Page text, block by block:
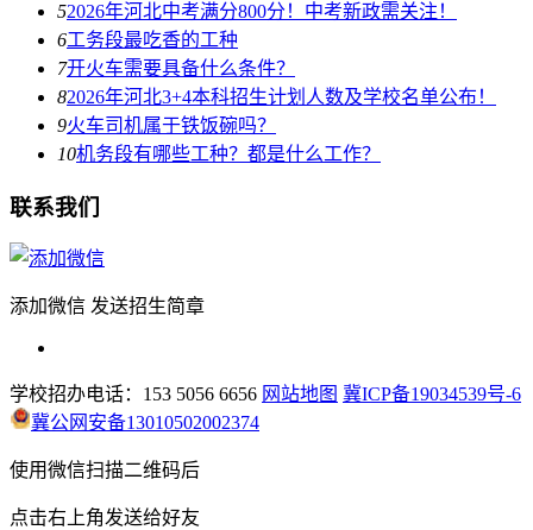
52026年河北中考满分800分！中考新政需关注！
6工务段最吃香的工种
7开火车需要具备什么条件？
82026年河北3+4本科招生计划人数及学校名单公布！
9火车司机属于铁饭碗吗？
10机务段有哪些工种？都是什么工作？
联系我们
添加微信 发送招生简章
学校招办电话：153 5056 6656 网站地图 冀ICP备19034539号-6
冀公网安备13010502002374
使用微信扫描二维码后
点击右上角发送给好友